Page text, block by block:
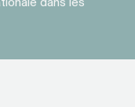
dans les